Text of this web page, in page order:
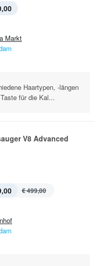
Markt
Haartypen, -längen
für die Kal...
V8 Advanced
€ 499,00